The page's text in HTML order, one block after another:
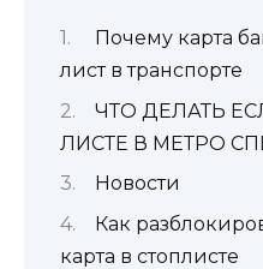
Почему карта
лист в транспорте
ЧТО ДЕЛАТЬ
ЛИСТЕ В МЕТРО
Новости
Как
карта в стоплисте